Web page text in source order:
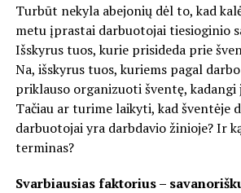
Turbūt nekyla abejonių dėl to, kad
metu įprastai darbuotojai tiesioginio
Išskyrus tuos, kurie prisideda prie
Na, išskyrus tuos, kuriems pagal
priklauso organizuoti šventę, kadangi
Tačiau ar turime laikyti, kad šventėje
darbuotojai yra darbdavio žinioje? Ir
terminas?
Svarbiausias faktorius –